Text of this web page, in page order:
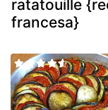
ratatouille
francesa}